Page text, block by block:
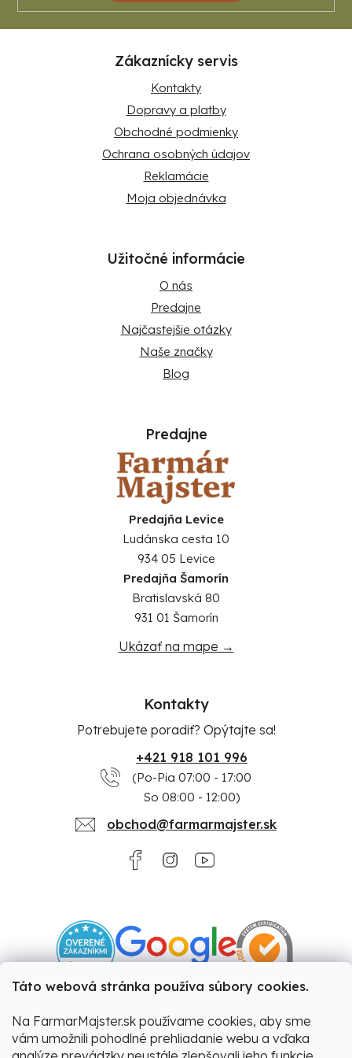
Táto webová stránka používa súbory cookies.
Na FarmarMajster.sk používame cookies, aby sme
vám umožnili pohodlné prehliadanie webu a vďaka
Zákaznícky servis
Kontakty
Dopravy a platby
Obchodné podmienky
Ochrana osobných údajov
Reklamácie
Moja objednávka
Užitočné informácie
O nás
Predajne
Najčastejšie otázky
Naše značky
Blog
Predajne
Predajňa Levice
Ludánska cesta 10
934 05 Levice
Predajňa Šamorín
Bratislavská 80
931 01 Šamorín
Ukázať na mape →
Kontakty
Potrebujete poradiť? Opýtajte sa!
+421 918 101 996
(Po-Pia 07:00 - 17:00
So 08:00 - 12:00)
obchod@farmarmajster.sk